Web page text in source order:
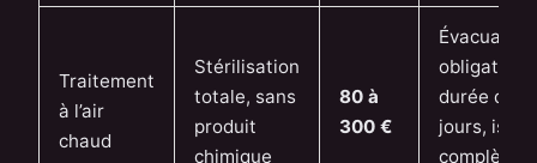
Traitement
à l’air
chaud
Stérilisation
totale, sans
produit
chimique
80 à
300 €
Évacuation
obligatoire,
durée de 3
jours,
complète